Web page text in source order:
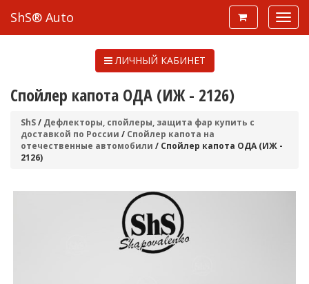
ShS® Auto
ЛИЧНЫЙ КАБИНЕТ
Спойлер капота ОДА (ИЖ - 2126)
ShS/ Дефлекторы, спойлеры, защита фар купить с
доставкой по России / Спойлер капота на
отечественные автомобили / Спойлер капота ОДА (ИЖ -
2126)